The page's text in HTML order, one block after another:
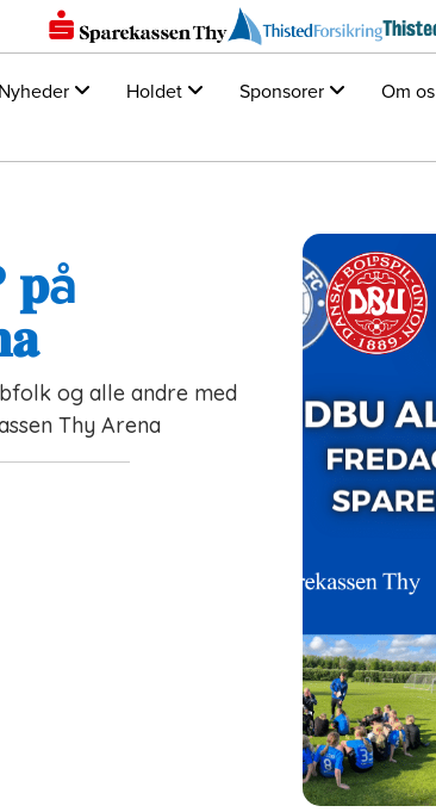
Nyheder Holdet Sponsorer Om os
og alle andre med
Thy Arena